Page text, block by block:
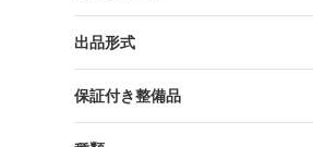
出品形式
保証付き整備品